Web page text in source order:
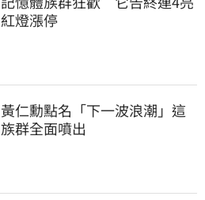
紅燈漲停
黃仁勳點名「下一波浪潮」這
族群全面噴出